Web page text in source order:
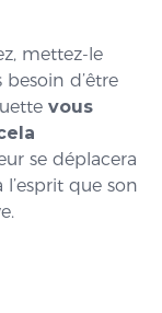
mettez-le
d’être
vous
se déplacera
que son